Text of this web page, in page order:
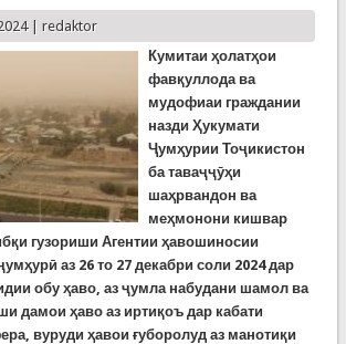
| redaktor
Кумитаи ҳолатҳои
фавқуллода ва
мудофиаи граждании
назди Ҳукумати
Ҷумҳурии Тоҷикистон
ба таваҷҷӯҳи
шаҳрвандон ва
меҳмонони кишвар
гузориши Агентии ҳавошиносии
аз 26 то 27 декабри соли 2024 дар
обу ҳаво, аз ҷумла набудани шамол ва
дамои ҳаво аз иртиқоъ дар кабати
вуруди ҳавои ғуборолуд аз манотиқи